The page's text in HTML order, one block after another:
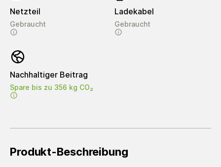
Netzteil
Gebraucht
Ladekabel
Gebraucht
Nachhaltiger Beitrag
Spare bis zu 356 kg CO₂
Produkt-Beschreibung